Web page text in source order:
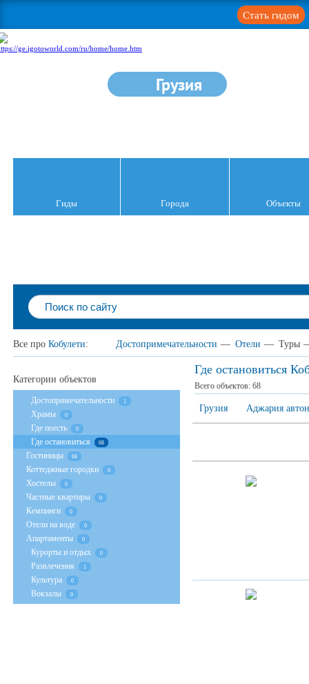
Стать гидом
Грузия
Гиды Города Объекты
Все про Кобулети: Достопримечательности — Отели — Туры
Где остановиться
Всего объектов: 68
Грузия Аджария
Категории объектов
Достопримечательности 1
Храмы 0
Где поесть 0
Где остановиться 68
Гостиницы 68
Коттеджные городки 0
Хостелы 0
Частные квартиры 0
Кемпинги 0
Отели на воде 0
Апартаменты 0
Курорты и отдых 0
Развлечения 1
Культура 0
Вокзалы 0